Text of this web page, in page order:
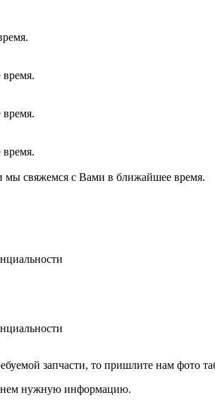
мы свяжемся с Вами в ближайшее время.
запчасти, то пришлите нам фото
нем нужную информацию.